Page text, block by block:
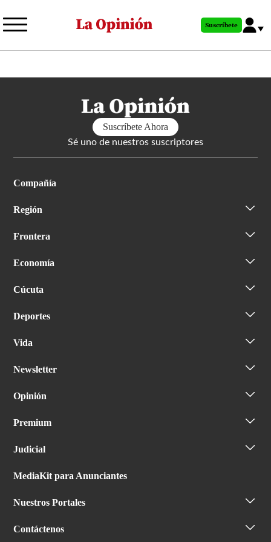
al
principal
Suscríbete
Suscríbete Ahora
Sé uno de nuestros suscriptores
Compañía
Región
Frontera
Economía
Cúcuta
Deportes
Vida
Newsletter
Opinión
Premium
Judicial
MediaKit para Anunciantes
Nuestros Portales
Contáctenos